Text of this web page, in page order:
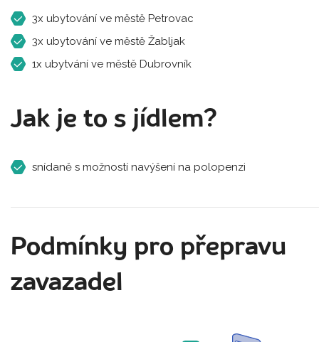
3x ubytování ve městě Petrovac
3x ubytování ve městě Žabljak
1x ubytvání ve městě Dubrovník
Jak je to s jídlem?
snídaně s možností navýšení na polopenzi
Podmínky pro přepravu
zavazadel